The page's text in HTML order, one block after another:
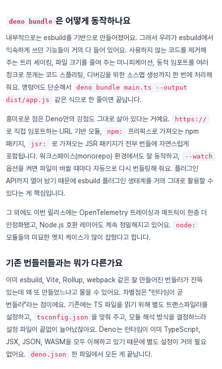
deno bundle 은 어떻게 동작하나요
내부적으로는 esbuild를 기반으로 만들어졌어요. 그래서 우리가 esbuild에서
익숙하게 쓰던 기능들이 거의 다 들어 있어요. 사용하지 않는 코드를 제거해
주는 트리 셰이킹, 파일 크기를 줄여 주는 미니피케이션, 동적 임포트를 여러
청크로 쪼개는 코드 스플리팅, 디버깅을 위한 소스맵 생성까지 한 번에 처리해
줘요. 명령어도 단순해서
deno bundle main.ts --output
dist/app.js
같은 식으로 한 줄이면 끝납니다.
흥미로운 점은 Deno만의 강점도 그대로 살아 있다는 거예요. https://
로 직접 임포트하는 URL 기반 모듈, npm:
프리픽스로 가져오는 npm
패키지,
jsr:
로 가져오는 JSR 패키지가 전부 번들에 자연스럽게
포함됩니다. 워크스페이스(monorepo) 환경에서도 잘 동작하고,
--watch
옵션을 켜면 파일이 바뀔 때마다 자동으로 다시 번들링해 줘요. 플러그인
API까지 열어 놨기 때문에 esbuild 플러그인 생태계를 거의 그대로 활용할 수
있다는 게 핵심입니다.
그 외에도 이번 릴리스에는 OpenTelemetry 트레이싱과 메트릭이 한층 더
안정화됐고, Node.js 호환 레이어도 계속 정밀해지고 있어요.
node:
모듈들의 미묘한 엣지 케이스가 많이 잡혔다고 합니다.
기존 번들러들과는 뭐가 다른가요
이미 esbuild, Vite, Rollup, webpack 같은 잘 만들어진 번들러가 잔뜩
있는데 왜 또 만들었느냐고 물을 수 있어요. 차별점은 "런타임이 곧
번들러"라는 점이에요. 기존에는 TS 파일을 읽기 위해 별도 트랜스파일러를
설정하고,
tsconfig.json 을 맞춰 주고, 모듈 해석 방식을 결정하느라
설정 파일이 끝없이 늘어났잖아요. Deno는 런타임이 이미 TypeScript,
JSX, JSON, WASM을 모두 이해하고 있기 때문에 별도 설정이 거의 필요
없어요.
deno.json 한 파일에서 모든 게 끝납니다.